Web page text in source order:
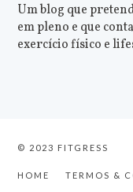
Um blog que
em pleno e que
exercício físico e
© 2023 FITGRESS
HOME TERMOS &